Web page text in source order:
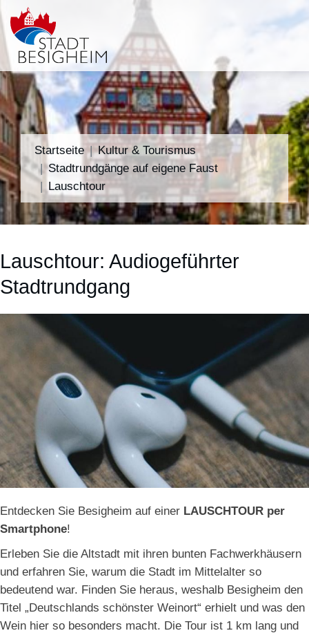
Startseite
Kultur & Tourismus
Stadtrundgänge auf eigene Faust
Lauschtour
Lauschtour: Audiogeführter
Stadtrundgang
Entdecken Sie Besigheim auf einer LAUSCHTOUR per
Smartphone!
Erleben Sie die Altstadt mit ihren bunten Fachwerkhäusern
und erfahren Sie, warum die Stadt im Mittelalter so
bedeutend war. Finden Sie heraus, weshalb Besigheim den
Titel „Deutschlands schönster Weinort“ erhielt und was den
Wein hier so besonders macht. Die Tour ist 1 km lang und